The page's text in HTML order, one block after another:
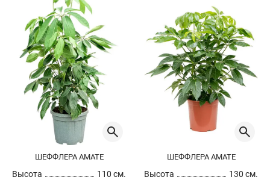
ШЕФФЛЕРА АМАТЕ
Высота
110 см.
ШЕФФЛЕРА АМАТЕ
Высота
130 см.